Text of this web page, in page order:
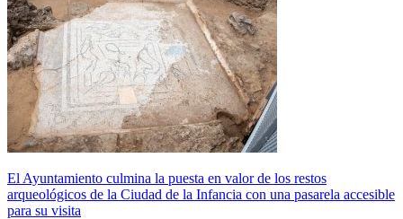
El Ayuntamiento culmina la puesta en valor de los restos
arqueológicos de la Ciudad de la Infancia con una pasarela accesible
para su visita